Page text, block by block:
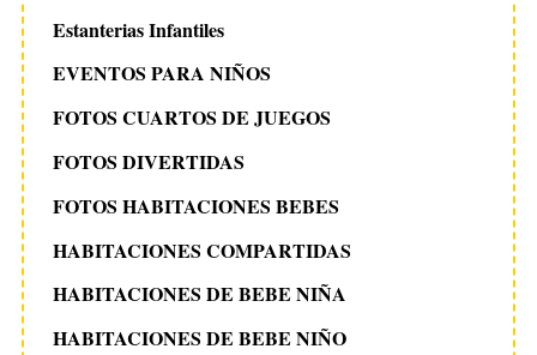
Estanterias Infantiles
EVENTOS PARA NIÑOS
FOTOS CUARTOS DE JUEGOS
FOTOS DIVERTIDAS
FOTOS HABITACIONES BEBES
HABITACIONES COMPARTIDAS
HABITACIONES DE BEBE NIÑA
HABITACIONES DE BEBE NIÑO